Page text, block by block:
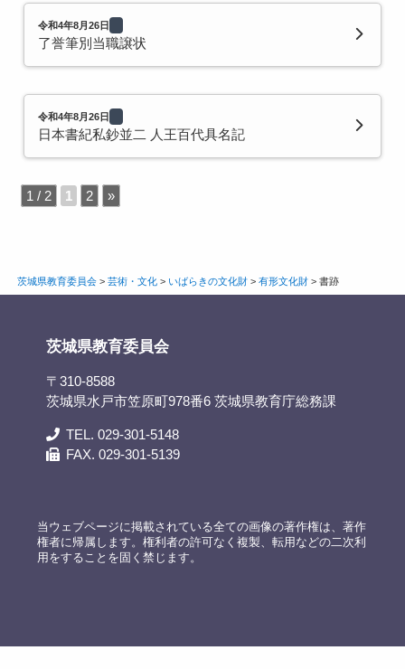
令和4年8月26日
了誉筆別当職譲状
令和4年8月26日
日本書紀私鈔並二 人王百代具名記
1 / 2 1 2 »
茨城県教育委員会> 芸術・文化> いばらきの文化財> 有形文化財> 書跡
茨城県教育委員会
〒310-8588
茨城県水戸市笠原町978番6 茨城県教育庁総務課
TEL. 029-301-5148
FAX. 029-301-5139
当ウェブページに掲載されている全ての画像の著作権は、著作
権者に帰属します。権利者の許可なく複製、転用などの二次利
用をすることを固く禁じます。